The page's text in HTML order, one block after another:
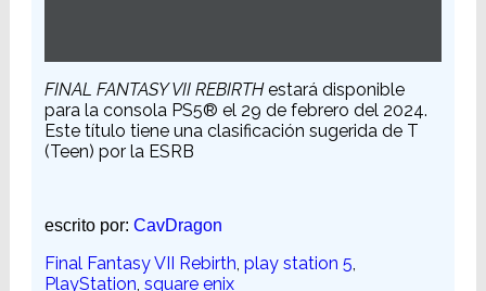
FINAL FANTASY VII REBIRTHestará disponible
para la consola PS5® el 29 de febrero del 2024.
Este título tiene una clasificación sugerida de T
(Teen) por la ESRB
escrito por: CavDragon
Final Fantasy VII Rebirth, play station 5,
PlayStation, square enix